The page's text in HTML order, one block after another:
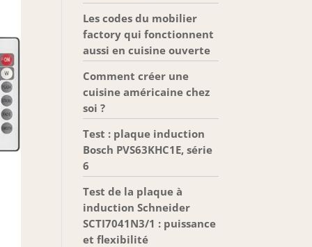
Les codes du mobilier
factory qui fonctionnent
aussi en cuisine ouverte
Comment créer une
cuisine américaine chez
soi ?
Test : plaque induction
Bosch PVS63KHC1E, série
6
Test de la plaque à
induction Schneider
SCTI7041N3/1 : puissance
et flexibilité